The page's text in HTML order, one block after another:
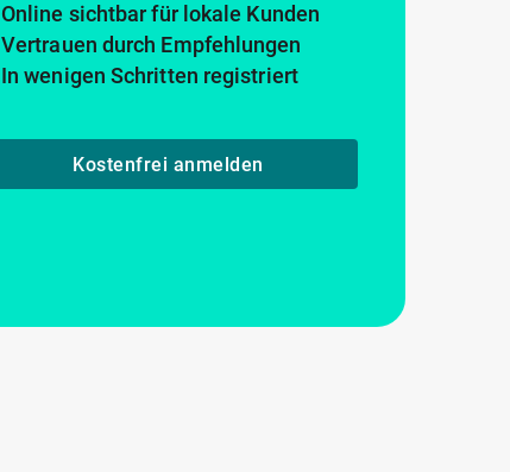
Online sichtbar für lokale Kunden
Vertrauen durch Empfehlungen
In wenigen Schritten registriert
Kostenfrei anmelden